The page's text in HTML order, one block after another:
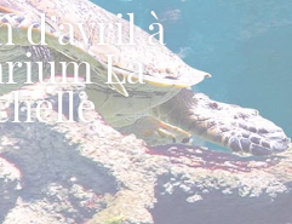
d’avril à
La